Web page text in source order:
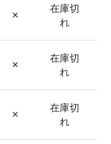
×
在庫切
れ
×
在庫切
れ
×
在庫切
れ